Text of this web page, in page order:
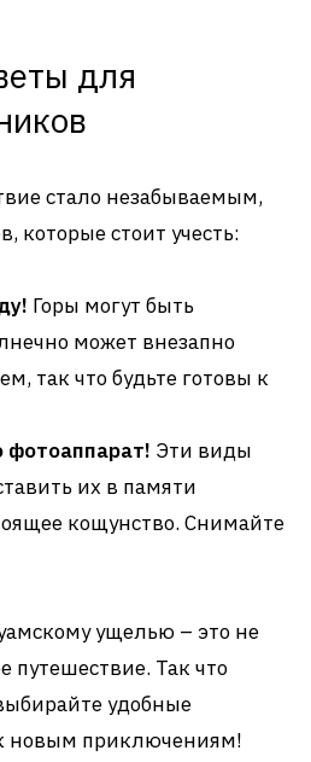
для
стало незабываемым,
которые стоит учесть:
Горы могут быть
может внезапно
так что будьте готовы к
фотоаппарат! Эти виды
их в памяти
кощунство. Снимайте
ущелью – это не
путешествие. Так что
удобные
новым приключениям!